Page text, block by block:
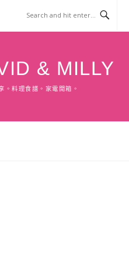
& MILLY
。料理食譜。家電開箱。